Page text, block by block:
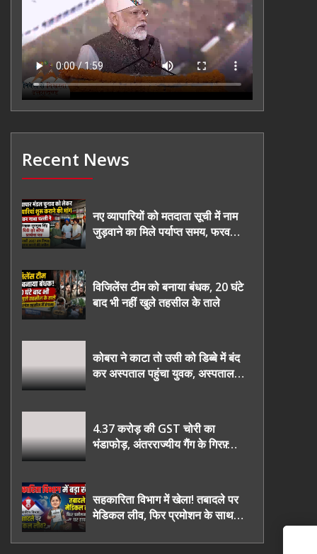
Recent News
नए व्यापारियों को मतदाता सूची में नाम
जुड़वाने का मिले पर्याप्त समय, फरवरी
विजिलेंस टीम को बनाया बंधक, 20 घंटे
बाद भी नहीं खुले तहसील के ताले
कोबरा ने काटा तो उसी को डिब्बे में बंद
कर अस्पताल पहुंचा युवक, अस्पताल में
4.37 करोड़ की GST चोरी का
भंडाफोड़, अंतरराज्यीय गैंग के गिरफ़्तार
सहकारिता विभाग में खेला! तबादले पर
मेडिकल लीव, फिर प्रमोशन के साथ